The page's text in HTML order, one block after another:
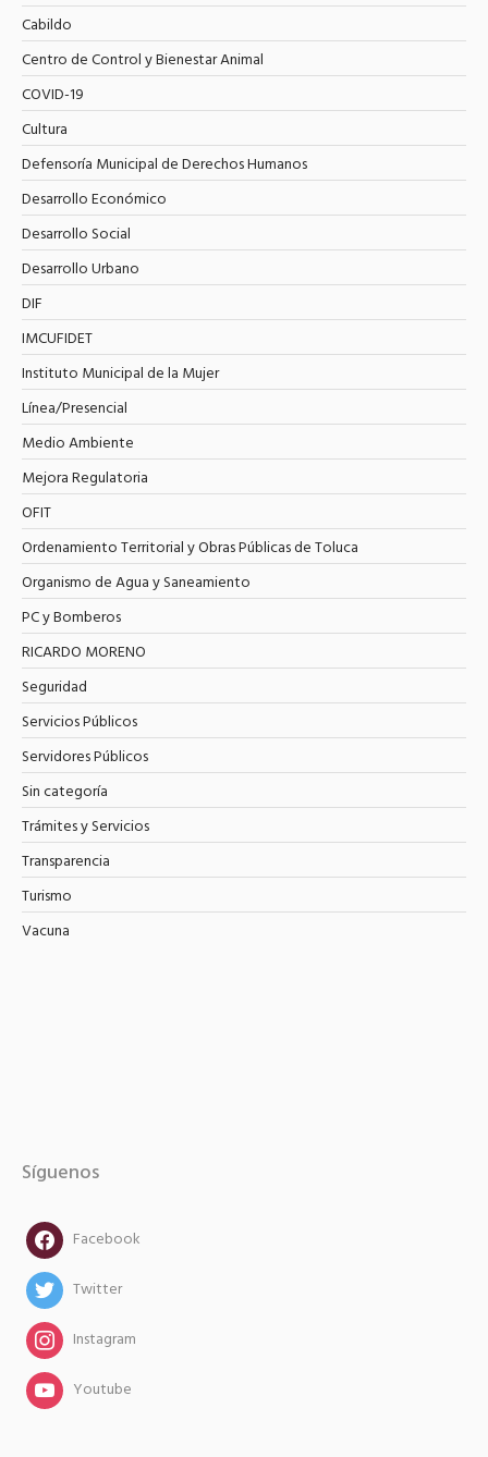
Cabildo
Centro de Control y Bienestar Animal
COVID-19
Cultura
Defensoría Municipal de Derechos Humanos
Desarrollo Económico
Desarrollo Social
Desarrollo Urbano
DIF
IMCUFIDET
Instituto Municipal de la Mujer
Línea/Presencial
Medio Ambiente
Mejora Regulatoria
OFIT
Ordenamiento Territorial y Obras Públicas de Toluca
Organismo de Agua y Saneamiento
PC y Bomberos
RICARDO MORENO
Seguridad
Servicios Públicos
Servidores Públicos
Sin categoría
Trámites y Servicios
Transparencia
Turismo
Vacuna
Síguenos
facebookFacebook
twitterTwitter
instagramInstagram
instagramYoutube